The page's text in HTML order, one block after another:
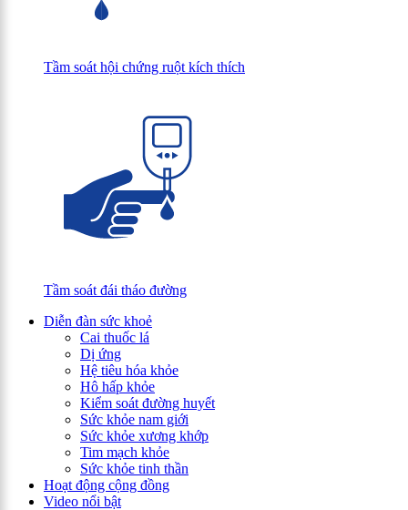
Tầm soát hội chứng ruột kích thích
Tầm soát đái tháo đường
Diễn đàn sức khoẻ
Cai thuốc lá
Dị ứng
Hệ tiêu hóa khỏe
Hô hấp khỏe
Kiểm soát đường huyết
Sức khỏe nam giới
Sức khỏe xương khớp
Tim mạch khỏe
Sức khỏe tinh thần
Hoạt động cộng đồng
Video nổi bật